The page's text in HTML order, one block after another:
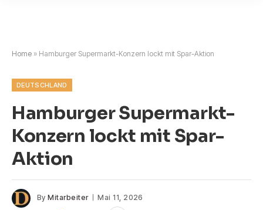
Home » Hamburger Supermarkt-Konzern lockt mit Spar-Aktion
DEUTSCHLAND
Hamburger Supermarkt-
Konzern lockt mit Spar-
Aktion
By Mitarbeiter Mai 11, 2026